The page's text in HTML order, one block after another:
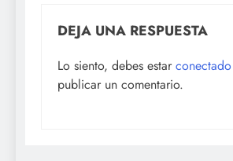
DEJA UNA RESPUESTA
Lo siento, debes estar conectado
publicar un comentario.